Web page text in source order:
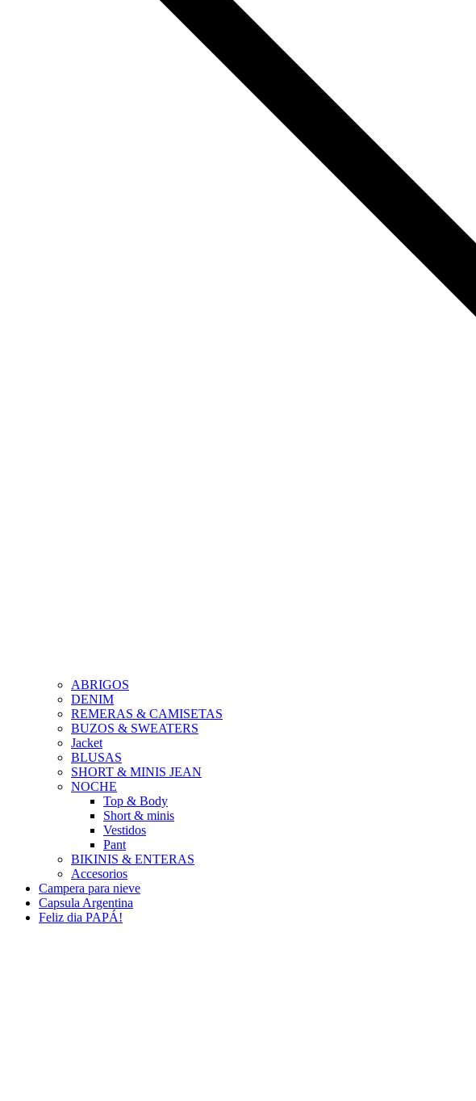
ABRIGOS
DENIM
REMERAS & CAMISETAS
BUZOS & SWEATERS
Jacket
BLUSAS
SHORT & MINIS JEAN
NOCHE
Top & Body
Short & minis
Vestidos
Pant
BIKINIS & ENTERAS
Accesorios
Campera para nieve
Capsula Argentina
Feliz dia PAPÁ!